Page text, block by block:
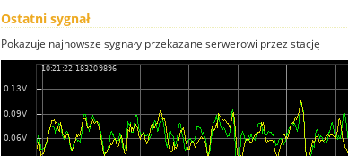
Ostatni sygnał
Pokazuje najnowsze sygnały przekazane serwerowi przez stację